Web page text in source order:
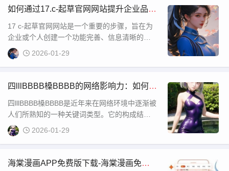
如何通过17.c-起草官网网站提升企业品牌
形象与用户体验？
17 c-起草官网网站是一个重要的步骤，旨在为
企业或个人创建一个功能完善、信息清晰的官
方网站。对于企业来说，官网不仅是展示品牌
形象的平台，也是与客户沟通的重要渠道。因
结构的清晰以及用户体验的优化。
2026-01-29
四lllBBBB槡BBBB的网络影响力：如何利
用这一特殊关键词进行SEO优化提升网站
曝光率？
四lllBBBB槡BBBB是近年来在网络环境中逐渐被
人们所熟知的一种关键词类型。它的构成结合
了字母、数字和符号的特殊排列方式，不仅为
网络用户带来了新奇感，也给搜索引擎带来了
现，四lllBBBB槡BBBB并非是简单的字符组合，
2026-01-29
海棠漫画APP免费版下载-海棠漫画免费